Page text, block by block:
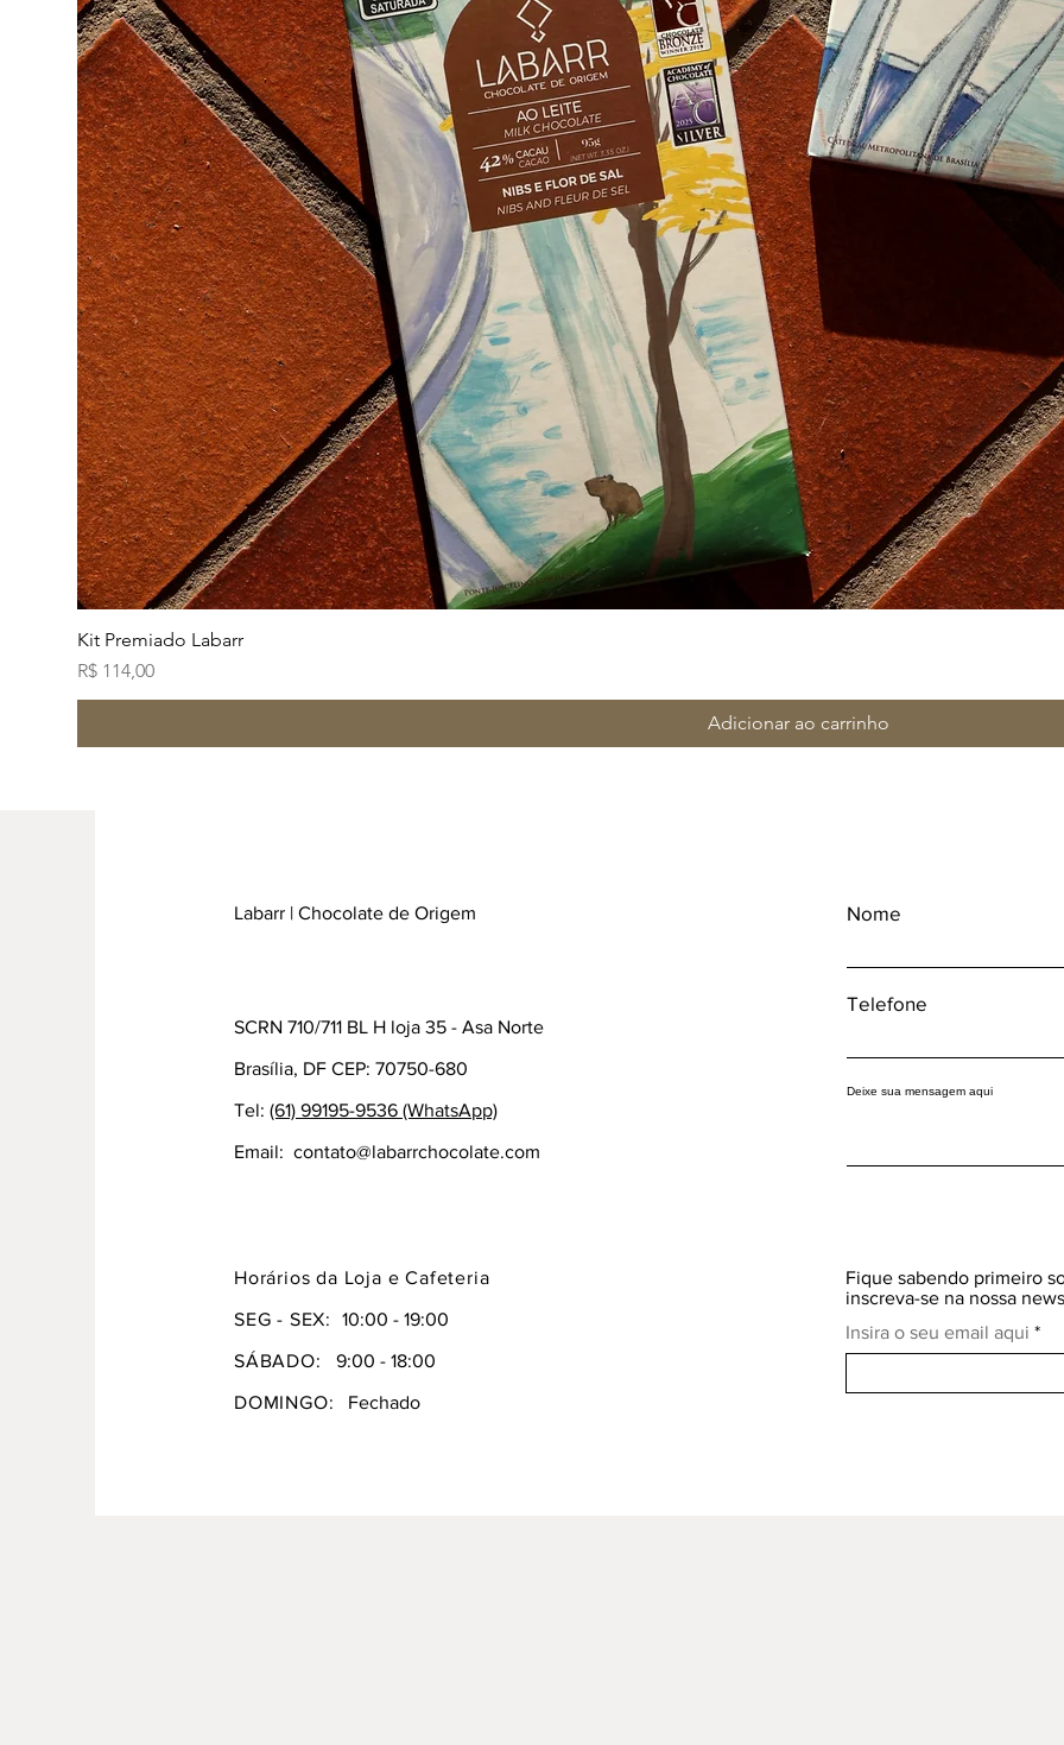
Kit Premiado Labarr
Preço
R$ 114,00
Adicionar ao carrinho
Labarr | Chocolate de Origem
SCRN 710/711 BL H loja 35 - Asa Norte
Brasília, DF CEP: 70750-680
Tel: (61) 99195-9536 (WhatsApp)
Email: contato@labarrchocolate.com
Horários da Loja e Cafeteria
SEG - SEX: 10:00 - 19:00
SÁBADO: 9:00 - 18:00
DOMINGO: Fechado
Nome
Telefone
Deixe sua mensagem aqui
Fique sabendo primeiro
inscreva-se na nossa
Insira o seu email aqui